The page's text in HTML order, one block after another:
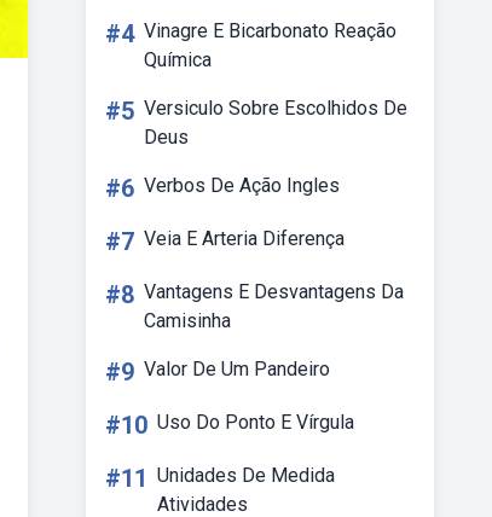
#4 Vinagre E Bicarbonato Reação
Química
#5 Versiculo Sobre Escolhidos De
Deus
#6 Verbos De Ação Ingles
#7 Veia E Arteria Diferença
#8 Vantagens E Desvantagens Da
Camisinha
#9 Valor De Um Pandeiro
#10 Uso Do Ponto E Vírgula
#11 Unidades De Medida
Atividades